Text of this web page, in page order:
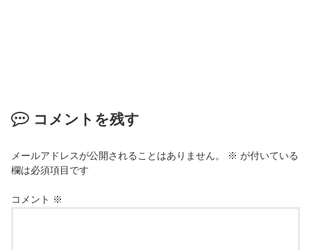
コメントを残す
メールアドレスが公開されることはありません。 ※ が付いている
欄は必須項目です
コメント ※